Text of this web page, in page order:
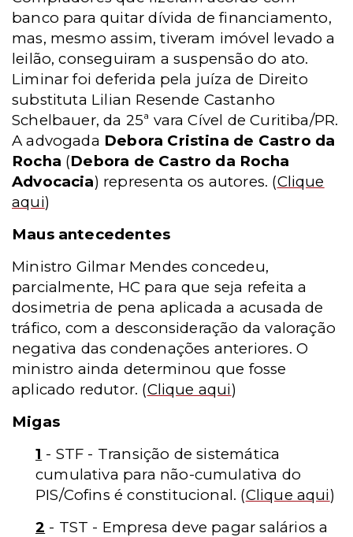
banco para quitar dívida de financiamento,
mas, mesmo assim, tiveram imóvel levado a
leilão, conseguiram a suspensão do ato.
Liminar foi deferida pela juíza de Direito
substituta Lilian Resende Castanho
Schelbauer, da 25ª vara Cível de Curitiba/PR.
A advogada Debora Cristina de Castro da
Rocha (Debora de Castro da Rocha
Advocacia) representa os autores. (Clique
aqui)
Maus antecedentes
Ministro Gilmar Mendes concedeu,
parcialmente, HC para que seja refeita a
dosimetria de pena aplicada a acusada de
tráfico, com a desconsideração da valoração
negativa das condenações anteriores. O
ministro ainda determinou que fosse
aplicado redutor. (Clique aqui)
Migas
1 - STF - Transição de sistemática
cumulativa para não-cumulativa do
PIS/Cofins é constitucional. (Clique aqui)
2 - TST - Empresa deve pagar salários a